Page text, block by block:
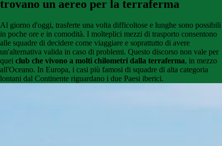
trovano un aereo per la terraferma
Al giorno d'oggi, trasferte una volta difficoltose e lunghe sono possibili
in poche ore e in comodità. I molteplici mezzi di trasporto consentono
alle squadre di decidere come viaggiare e soprattutto di avere
un'alternativa valida in caso di problemi. Questo discorso non vale per
quei club che vivono a molti chilometri dalla terraferma, in mezzo
all'Oceano. In Europa, i casi più famosi di squadre di alta categoria
lontani dal Continente riguardano i due Paesi iberici.